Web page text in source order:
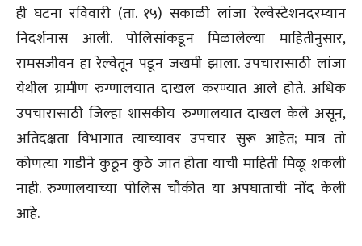
ही घटना रविवारी (ता. १५) सकाळी लांजा रेल्वेस्टेशनदरम्यान
निदर्शनास आली. पोलिसांकडून मिळालेल्या माहितीनुसार,
रामसजीवन हा रेल्वेतून पडून जखमी झाला. उपचारासाठी लांजा
येथील ग्रामीण रुग्णालयात दाखल करण्यात आले होते. अधिक
उपचारासाठी जिल्हा शासकीय रुग्णालयात दाखल केले असून,
अतिदक्षता विभागात त्याच्यावर उपचार सुरू आहेत; मात्र तो
कोणत्या गाडीने कुठून कुठे जात होता याची माहिती मिळू शकली
नाही. रुग्णालयाच्या पोलिस चौकीत या अपघाताची नोंद केली
आहे.